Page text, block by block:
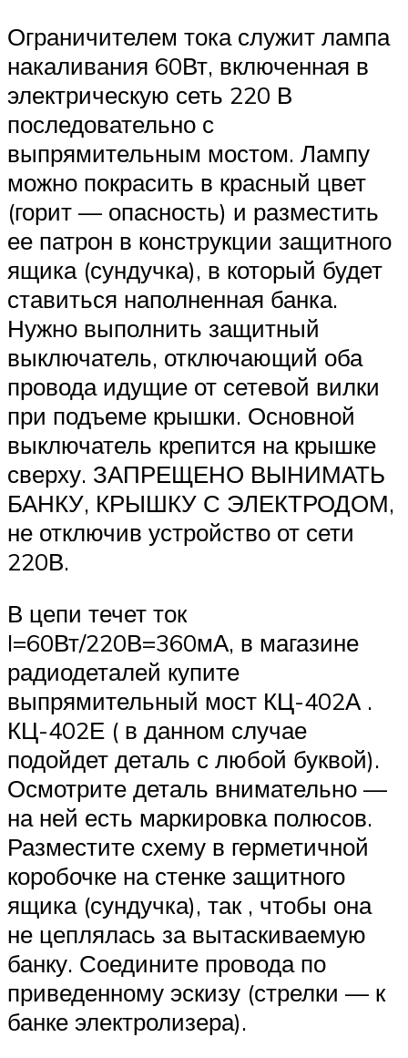
Ограничителем тока служит лампа
накаливания 60Вт, включенная в
электрическую сеть 220 В
последовательно с
выпрямительным мостом. Лампу
можно покрасить в красный цвет
(горит — опасность) и разместить
ее патрон в конструкции защитного
ящика (сундучка), в который будет
ставиться наполненная банка.
Нужно выполнить защитный
выключатель, отключающий оба
провода идущие от сетевой вилки
при подъеме крышки. Основной
выключатель крепится на крышке
сверху. ЗАПРЕЩЕНО ВЫНИМАТЬ
БАНКУ, КРЫШКУ С ЭЛЕКТРОДОМ,
не отключив устройство от сети
220В.
В цепи течет ток
I=60Вт/220В=360мА, в магазине
радиодеталей купите
выпрямительный мост КЦ-402А .
КЦ-402Е ( в данном случае
подойдет деталь с любой буквой).
Осмотрите деталь внимательно —
на ней есть маркировка полюсов.
Разместите схему в герметичной
коробочке на стенке защитного
ящика (сундучка), так , чтобы она
не цеплялась за вытаскиваемую
банку. Соедините провода по
приведенному эскизу (стрелки — к
банке электролизера).